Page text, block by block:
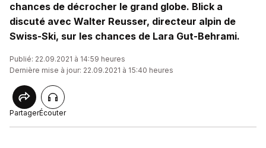
chances de décrocher le grand globe. Blick a
discuté avec Walter Reusser, directeur alpin de
Swiss-Ski, sur les chances de Lara Gut-Behrami.
Publié: 22.09.2021 à 14:59 heures
Dernière mise à jour: 22.09.2021 à 15:40 heures
PartagerÉcouter